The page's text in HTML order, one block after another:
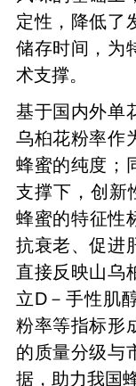
定性，降低了
储存时间，为
术支撑。
基于国内外单
乌桕花粉率作
蜂蜜的纯度；
支撑下，创新
蜂蜜的特征性
抗衰老、促进
直接反映山乌
立D－手性肌
粉率等指标形
的质量分级与
据，助力我国